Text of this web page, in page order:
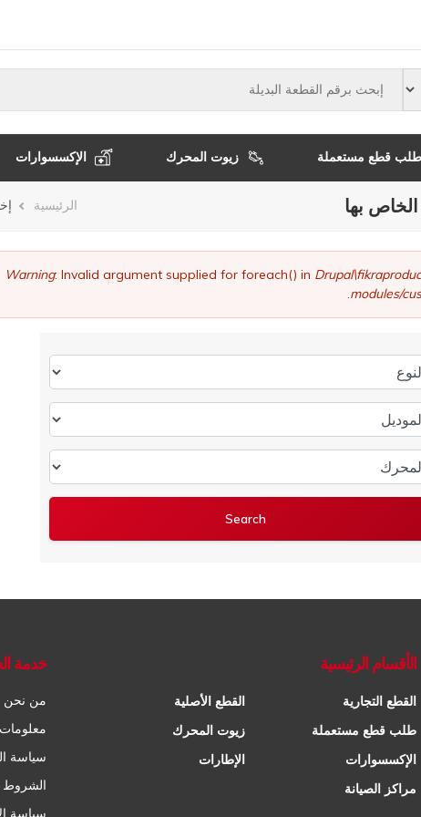
طلب قطع مستعملة زيوت المحرك الإكسسوارات
بها
مسار
التنقل
الرئيسية
Warning: Invalid argument supplied for foreach() in
modules/
الأقسام الرئيسية
القطع التجارية
القطع الأصلية
طلب قطع مستعملة
زيوت المحرك
الإكسسوارات
الإطارات
مراكز الصيانة
خدمة
من نحن
سياسة
الشروط
سياسة